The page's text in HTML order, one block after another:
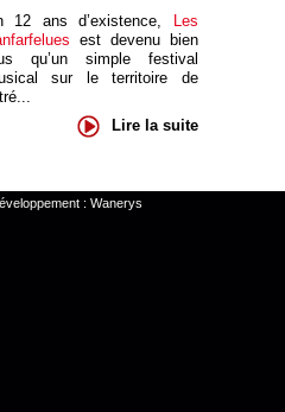
12 ans d’existence, Les
est devenu bien
qu’un simple festival
sur le territoire de
Lire la suite
: Wanerys